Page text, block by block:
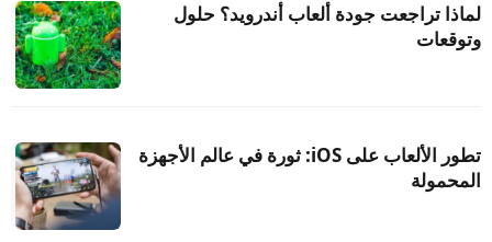
لماذا تراجعت جودة ألعاب أندرويد؟ حلول
وتوقعات
تطور الألعاب على iOS: ثورة في عالم الأجهزة
المحمولة